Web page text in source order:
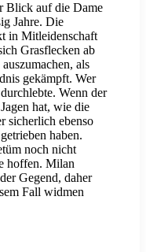
Blick auf die Dame
Jahre. Die
in Mitleidenschaft
Grasflecken ab
als
gekämpft. Wer
Wenn der
hat, wie die
sicherlich ebenso
haben.
noch nicht
hoffen. Milan
Gegend, daher
Fall widmen